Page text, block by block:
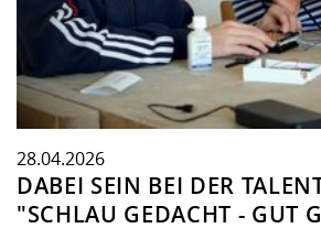
DABEI SEIN BEI DER
"SCHLAU GEDACHT - GUT
28.04.2026